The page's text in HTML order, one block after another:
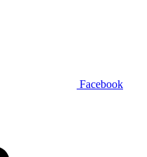
Facebook